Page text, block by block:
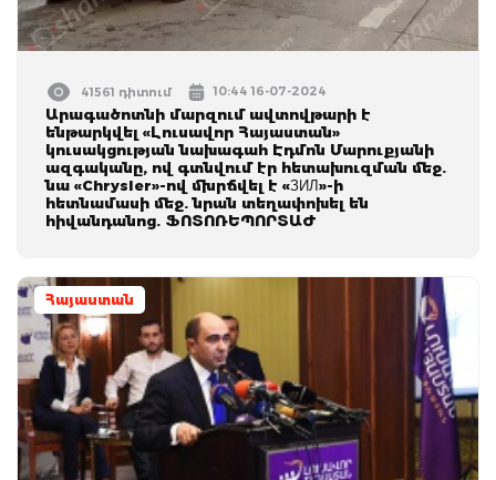
41561 դիտում 10:44 16-07-2024
Արագածոտնի մարզում ավտովթարի է
ենթարկվել «Լուսավոր Հայաստան»
կուսակցության նախագահ Էդմոն Մարուքյանի
ազգականը, ով գտնվում էր հետախուզման մեջ.
նա «Chrysler»-ով մխրճվել է «ЗИЛ»-ի
հետնամասի մեջ. նրան տեղափոխել են
հիվանդանոց. ՖՈՏՈՌԵՊՈՐՏԱԺ
Հայաստան